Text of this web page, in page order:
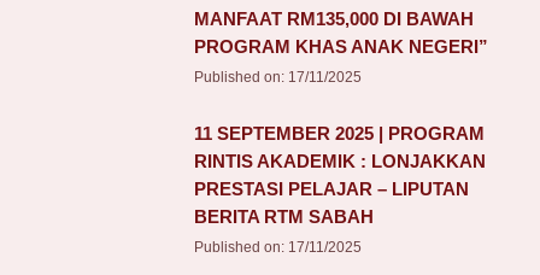
MANFAAT RM135,000 DI BAWAH
PROGRAM KHAS ANAK NEGERI”
Published on: 17/11/2025
11 SEPTEMBER 2025 | PROGRAM
RINTIS AKADEMIK : LONJAKKAN
PRESTASI PELAJAR – LIPUTAN
BERITA RTM SABAH
Published on: 17/11/2025